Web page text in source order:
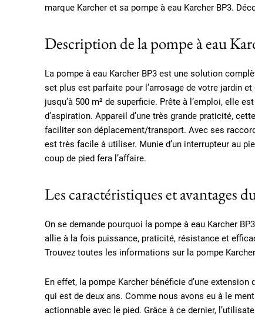
marque Karcher et sa pompe à eau Karcher BP3.
Description de la pompe à eau
La pompe à eau Karcher BP3 est une solution
set plus est parfaite pour l’arrosage de votre jardin
jusqu’à 500 m² de superficie. Prête à l’emploi, elle
d’aspiration. Appareil d’une très grande praticité,
faciliter son déplacement/transport. Avec ses
est très facile à utiliser. Munie d’un interrupteur au
coup de pied fera l’affaire.
Les caractéristiques et avantages
On se demande pourquoi la pompe à eau Karcher
allie à la fois puissance, praticité, résistance et
Trouvez toutes les informations sur la pompe
En effet, la pompe Karcher bénéficie d’une
qui est de deux ans. Comme nous avons eu à le
actionnable avec le pied. Grâce à ce dernier,